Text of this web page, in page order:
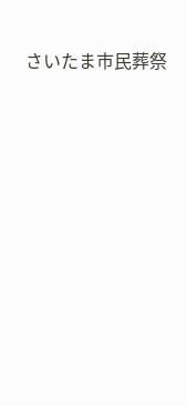
さいたま市民葬祭